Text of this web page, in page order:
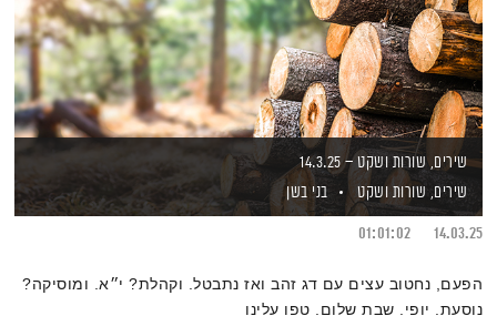
שירים, שורות ושקט – 14.3.25
שירים, שורות ושקט
בני בשן
14.03.25
01:01:02
הפעם, נחטוב עצים עם דג זהב ואז נתבטל. וקהלת? י״א. ומוסיקה?
נוסעת. יופי. שבת שלום. טפו עלינו